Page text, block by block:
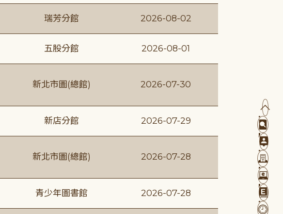
瑞芳分館 2026-08-02
五股分館 2026-08-01
新北市圖(總館) 2026-07-30
新店分館 2026-07-29
新北市圖(總館) 2026-07-28
青少年圖書館 2026-07-28